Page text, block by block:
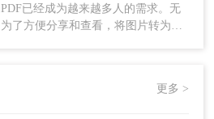
处理软件
更好的选择。例如Adobe
已经成为越来越多人的需求。无
了方便分享和查看，将图片转为
更多 >